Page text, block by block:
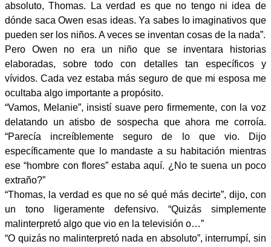
absoluto, Thomas. La verdad es que no tengo ni idea de
dónde saca Owen esas ideas. Ya sabes lo imaginativos que
pueden ser los niños. A veces se inventan cosas de la nada”.
Pero Owen no era un niño que se inventara historias
elaboradas, sobre todo con detalles tan específicos y
vívidos. Cada vez estaba más seguro de que mi esposa me
ocultaba algo importante a propósito.
“Vamos, Melanie”, insistí suave pero firmemente, con la voz
delatando un atisbo de sospecha que ahora me corroía.
“Parecía increíblemente seguro de lo que vio. Dijo
específicamente que lo mandaste a su habitación mientras
ese “hombre con flores” estaba aquí. ¿No te suena un poco
extraño?”
“Thomas, la verdad es que no sé qué más decirte”, dijo, con
un tono ligeramente defensivo. “Quizás simplemente
malinterpretó algo que vio en la televisión o…”
“O quizás no malinterpretó nada en absoluto”, interrumpí, sin